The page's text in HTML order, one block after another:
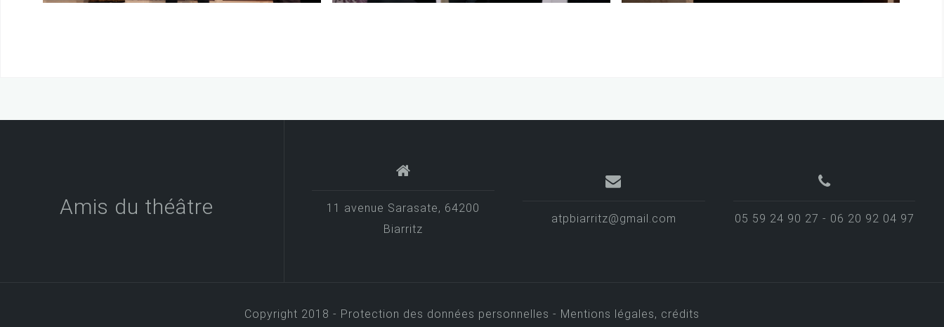
Amis du théâtre
11 avenue Sarasate, 64200
Biarritz
atpbiarritz@gmail.com 05 59 24 90 27 - 06 20 92 04 97
Copyright 2018 - Protection des données personnelles - Mentions légales, crédits